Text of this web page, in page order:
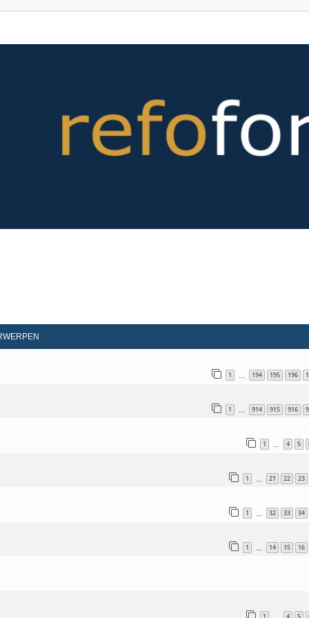
1 194 195 196
1 914 915 916
1 4 5
1 21 22 23
1 32 33 34
1 14 15 16
1 4 5